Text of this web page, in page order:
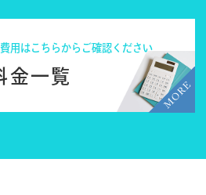
用はこちらからご確認ください
金一覧